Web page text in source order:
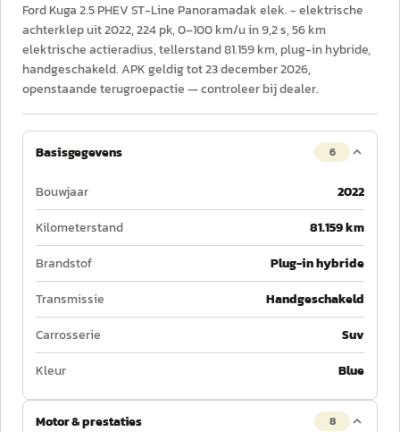
Ford Kuga 2.5 PHEV ST-Line Panoramadak elek. - elektrische
achterklep uit 2022, 224 pk, 0–100 km/u in 9,2 s, 56 km
elektrische actieradius, tellerstand 81.159 km, plug-in hybride,
handgeschakeld. APK geldig tot 23 december 2026,
openstaande terugroepactie — controleer bij dealer.
Basisgegevens 6
Bouwjaar
2022
Kilometerstand
81.159 km
Brandstof
Plug-in hybride
Transmissie
Handgeschakeld
Carrosserie
Suv
Kleur
Blue
Motor & prestaties 8